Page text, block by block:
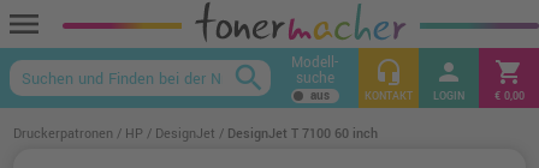
menu
keyboard_arrow_up
search Modell-
suche headset_mic
KONTAKT
person
LOGIN
shopping_cart
€ 0,00
Druckerpatronen HP DesignJet DesignJet T 7100 60 inch